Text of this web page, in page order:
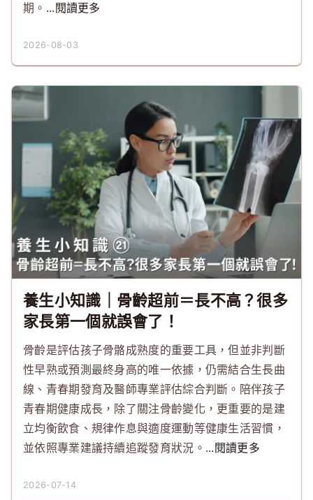
期。 ...閱讀更多
2026-08-03
養生小知識｜骨齡超前＝長不高？很多
家長第一個就誤會了！
骨齡是評估孩子骨骼成熟度的重要工具，但並非判斷
性早熟或預測最終身高的唯一依據，仍需結合生長曲
線、青春期發育及醫師專業評估綜合判斷。陪伴孩子
青春期健康成長，除了關注骨齡變化，更重要的是建
立均衡飲食、規律作息與適度運動等健康生活習慣，
並依照專業建議持續追蹤發育狀況。 ...閱讀更多
2026-07-14